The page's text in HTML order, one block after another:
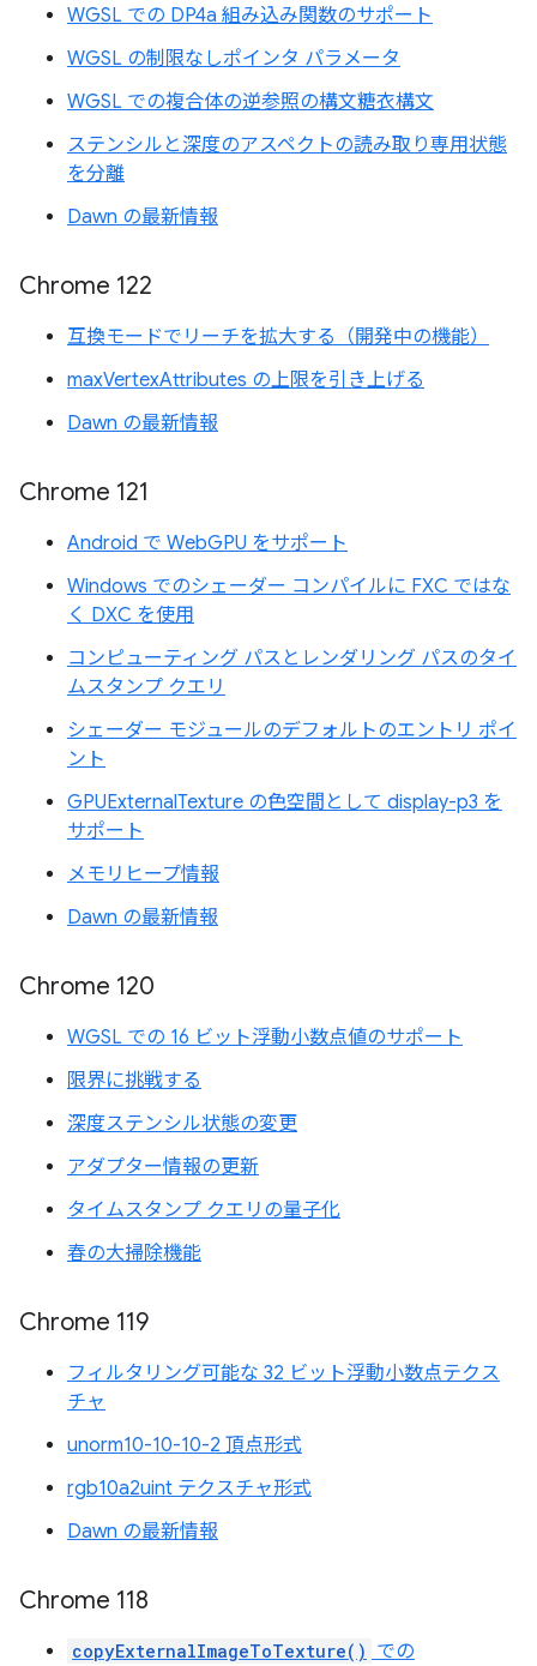
WGSL での DP4a 組み込み関数のサポート
WGSL の制限なしポインタ パラメータ
WGSL での複合体の逆参照の構文糖衣構文
ステンシルと深度のアスペクトの読み取り専用状態
を分離
Dawn の最新情報
Chrome 122
互換モードでリーチを拡大する（開発中の機能）
maxVertexAttributes の上限を引き上げる
Dawn の最新情報
Chrome 121
Android で WebGPU をサポート
Windows でのシェーダー コンパイルに FXC ではな
く DXC を使用
コンピューティング パスとレンダリング パスのタイ
ムスタンプ クエリ
シェーダー モジュールのデフォルトのエントリ ポイ
ント
GPUExternalTexture の色空間として display-p3 を
サポート
メモリヒープ情報
Dawn の最新情報
Chrome 120
WGSL での 16 ビット浮動小数点値のサポート
限界に挑戦する
深度ステンシル状態の変更
アダプター情報の更新
タイムスタンプ クエリの量子化
春の大掃除機能
Chrome 119
フィルタリング可能な 32 ビット浮動小数点テクス
チャ
unorm10-10-10-2 頂点形式
rgb10a2uint テクスチャ形式
Dawn の最新情報
Chrome 118
copyExternalImageToTexture() での